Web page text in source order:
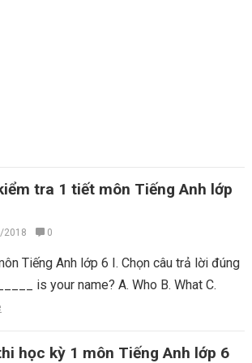
tra 1 tiết môn Tiếng Anh lớp
2018 0
Tiếng Anh lớp 6 I. Chọn câu trả lời đúng
is your name? A. Who B. What C.
học kỳ 1 môn Tiếng Anh lớp 6